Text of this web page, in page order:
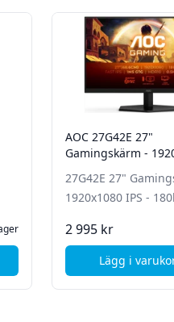
27" Gamingskärm - 4K -
AOC 27G42E 27"
Gamingskärm -
27G42E 27"
1920x1080 IPS -
2 995 kr
Lägg i ,